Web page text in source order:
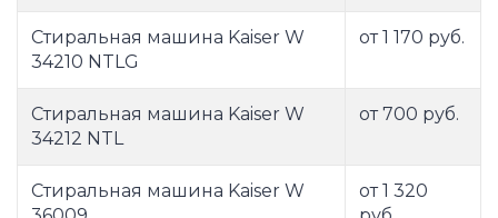
Стиральная машина Kaiser W
34210 NTLG
от 1 170 руб.
Стиральная машина Kaiser W
34212 NTL
от 700 руб.
Стиральная машина Kaiser W
от 1 320